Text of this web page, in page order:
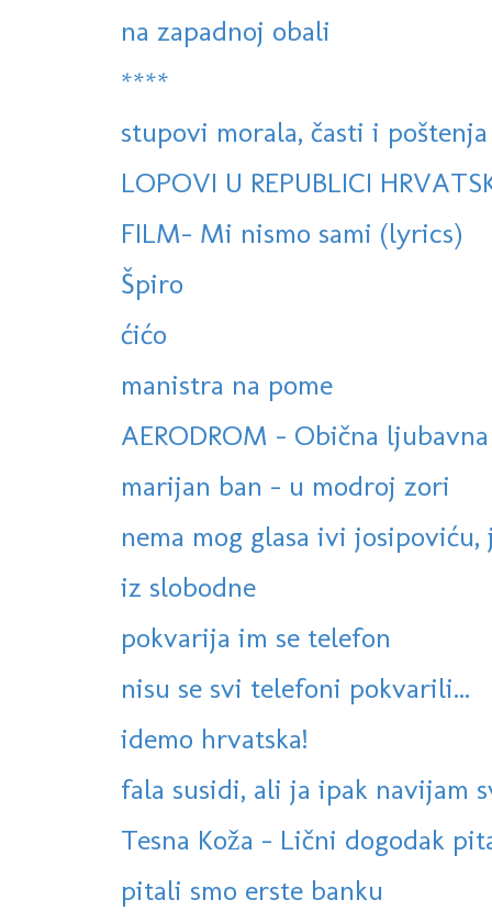
na zapadnoj obali
****
stupovi morala, časti i poštenja
LOPOVI U REPUBLICI
FILM- Mi nismo sami (lyrics)
Špiro
ćićo
manistra na pome
AERODROM - Obična
marijan ban - u modroj zori
nema mog glasa ivi josipoviću,
iz slobodne
pokvarija im se telefon
nisu se svi telefoni pokvarili...
idemo hrvatska!
fala susidi, ali ja ipak navijam
Tesna Koža - Lični dogodak
pitali smo erste banku